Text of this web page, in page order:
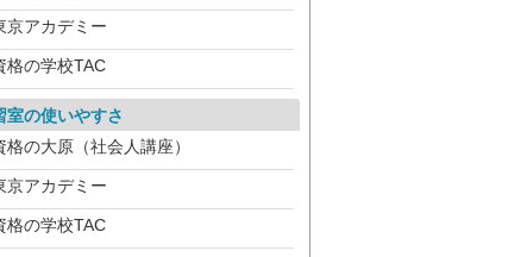
京アカデミー
格の学校TAC
室の使いやすさ
格の大原（社会人講座）
京アカデミー
格の学校TAC